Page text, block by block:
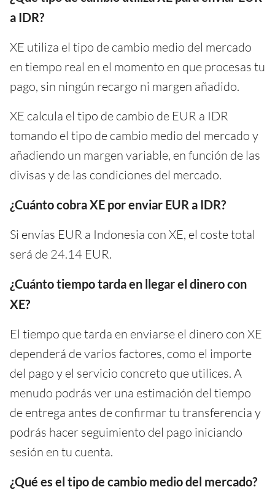
a IDR?
XE utiliza el tipo de cambio medio del mercado
en tiempo real en el momento en que procesas tu
pago, sin ningún recargo ni margen añadido.
XE calcula el tipo de cambio de EUR a IDR
tomando el tipo de cambio medio del mercado y
añadiendo un margen variable, en función de las
divisas y de las condiciones del mercado.
¿Cuánto cobra XE por enviar EUR a IDR?
Si envías EUR a Indonesia con XE, el coste total
será de 24.14 EUR.
¿Cuánto tiempo tarda en llegar el dinero con
XE?
El tiempo que tarda en enviarse el dinero con XE
dependerá de varios factores, como el importe
del pago y el servicio concreto que utilices. A
menudo podrás ver una estimación del tiempo
de entrega antes de confirmar tu transferencia y
podrás hacer seguimiento del pago iniciando
sesión en tu cuenta.
¿Qué es el tipo de cambio medio del mercado?